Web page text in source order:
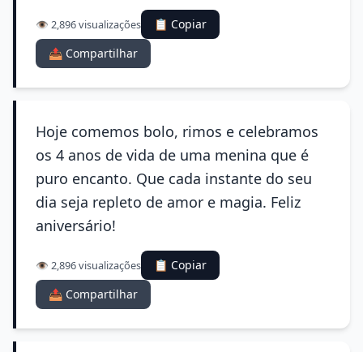
👁️ 2,896 visualizações
📋 Copiar
📤 Compartilhar
Hoje comemos bolo, rimos e celebramos
os 4 anos de vida de uma menina que é
puro encanto. Que cada instante do seu
dia seja repleto de amor e magia. Feliz
aniversário!
👁️ 2,896 visualizações
📋 Copiar
📤 Compartilhar